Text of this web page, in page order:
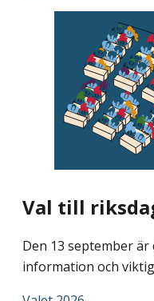
Val till
Den 13 september
information och